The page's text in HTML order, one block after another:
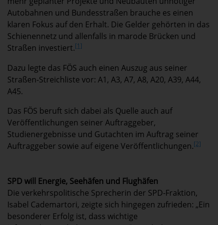
Autobahnen und Bundesstraßen brauche es einen
klaren Fokus auf den Erhalt. Die Gelder gehörten in das
Schienennetz und allenfalls in marode Brücken und
Straßen investiert.[1]
Dazu legte das FÖS auch einen Auszug aus seiner
Straßen-Streichliste vor: A1, A3, A7, A8, A20, A39, A44,
A45.
Das FÖS beruft sich dabei als Quelle auch auf
Veröffentlichungen seiner Auftraggeber,
Studienergebnisse und Gutachten im Auftrag seiner
Auftraggeber sowie auf eigene Veröffentlichungen.[2]
SPD will Energie, Seehäfen und Flughäfen
Die verkehrspolitische Sprecherin der SPD-Fraktion,
Isabel Cademartori, zeigte sich hingegen zufrieden: „Ein
besonderer Erfolg ist, dass wichtige